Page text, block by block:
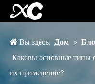
Вы здесь: Дом »
Каковы основные типы
их применение?